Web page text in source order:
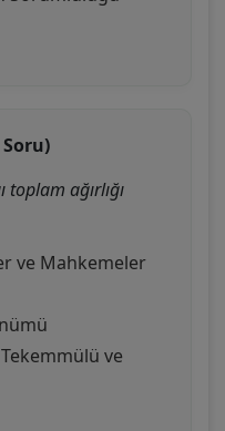
ağırlığı
ve Mahkemeler
Tekemmülü ve